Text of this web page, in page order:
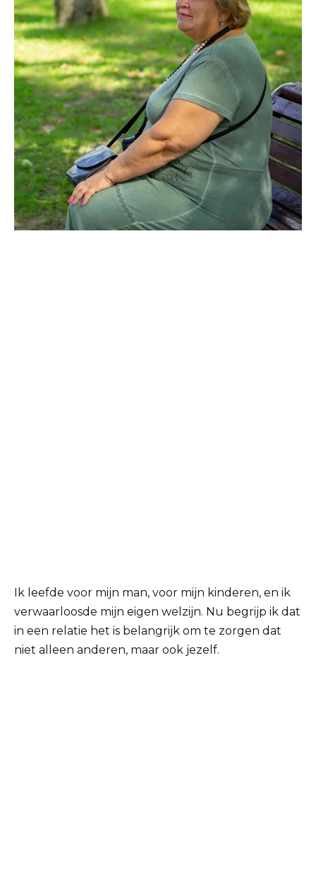
Ik leefde voor mijn man, voor mijn kinderen, en ik
verwaarloosde mijn eigen welzijn. Nu begrijp ik dat
in een relatie het is belangrijk om te zorgen dat
niet alleen anderen, maar ook jezelf.